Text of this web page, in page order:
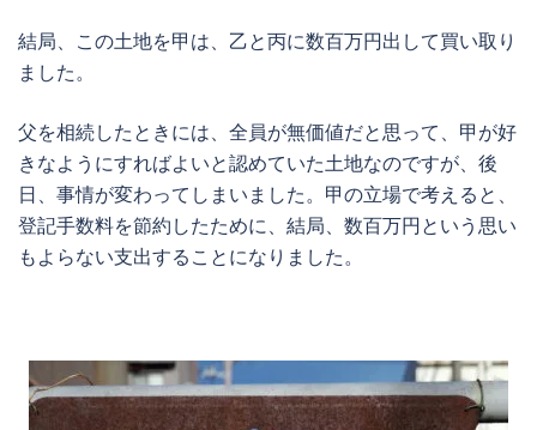
結局、この土地を甲は、乙と丙に数百万円出して買い取り
ました。
父を相続したときには、全員が無価値だと思って、甲が好
きなようにすればよいと認めていた土地なのですが、後
日、事情が変わってしまいました。甲の立場で考えると、
登記手数料を節約したために、結局、数百万円という思い
もよらない支出することになりました。